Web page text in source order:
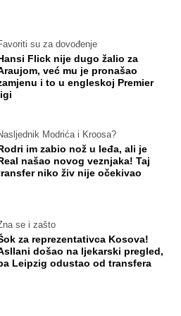
su za dovođenje
Flick nije dugo žalio za
već mu je pronašao
i to u engleskoj Premier
Modrića i Kroosa?
im zabio nož u leđa, ali je
našao novog veznjaka! Taj
niko živ nije očekivao
se i zašto
za reprezentativca Kosova!
došao na ljekarski pregled,
Leipzig odustao od transfera